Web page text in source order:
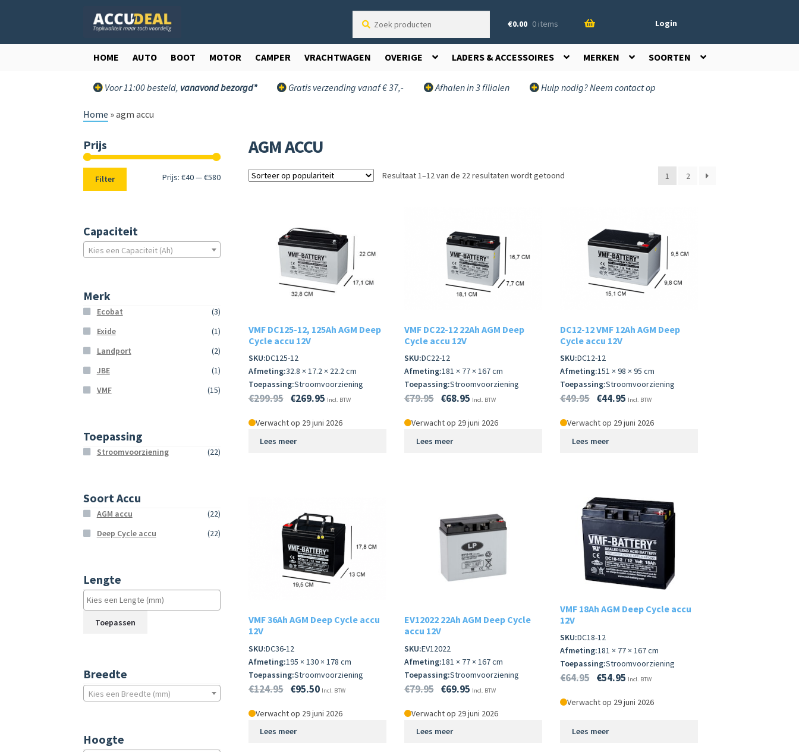
door
direct
€0.00 0 items
producten
HOME AUTO BOOT MOTOR CAMPER VRACHTWAGEN OVERIGE LADERS & ACCESSOIRES MERKEN SOORTEN
Voor 11:00 besteld, vanavond bezorgd* Gratis verzending vanaf € 37,- Afhalen in 3 filialen Hulp nodig? Neem contact op
Home »agm accu
AGM ACCU
Resultaat 1–12 van de 22 resultaten wordt getoond 1 2
VMF DC125-12, 125Ah AGM Deep
Cycle accu 12V
SKU:DC125-12
Afmeting:32.8 × 17.2 × 22.2 cm
Toepassing:Stroomvoorziening
€299.95 €269.95 Incl. BTW
Verwacht op 29 juni 2026
Lees meer
VMF DC22-12 22Ah AGM Deep
Cycle accu 12V
SKU:DC22-12
Afmeting:181 × 77 × 167 cm
Toepassing:Stroomvoorziening
€79.95 €68.95 Incl. BTW
Verwacht op 29 juni 2026
Lees meer
DC12-12 VMF 12Ah AGM Deep
Cycle accu 12V
SKU:DC12-12
Afmeting:151 × 98 × 95 cm
Toepassing:Stroomvoorziening
€49.95 €44.95 Incl. BTW
Verwacht op 29 juni 2026
Lees meer
VMF 36Ah AGM Deep Cycle accu
12V
SKU:DC36-12
Afmeting:195 × 130 × 178 cm
Toepassing:Stroomvoorziening
€124.95 €95.50 Incl. BTW
Verwacht op 29 juni 2026
Lees meer
EV12022 22Ah AGM Deep Cycle
accu 12V
SKU:EV12022
Afmeting:181 × 77 × 167 cm
Toepassing:Stroomvoorziening
€79.95 €69.95 Incl. BTW
Verwacht op 29 juni 2026
Lees meer
VMF 18Ah AGM Deep Cycle accu
12V
SKU:DC18-12
Afmeting:181 × 77 × 167 cm
Toepassing:Stroomvoorziening
€64.95 €54.95 Incl. BTW
Verwacht op 29 juni 2026
Lees meer
Prijs
Min.
Max.
Filter Prijs:€40—€580
Capaciteit
Kies een Capaciteit (Ah)
Merk
Ecobat
(3)
Exide
(1)
Landport
(2)
JBE
(1)
VMF
(15)
Toepassing
Stroomvoorziening (22)
Soort Accu
AGM accu
(22)
Deep Cycle accu
(22)
Lengte
Toepassen
Breedte
Kies een Breedte (mm)
Hoogte
Login